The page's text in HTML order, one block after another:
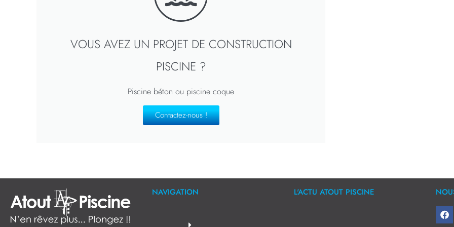
VOUS AVEZ UN PROJET DE CONSTRUCTION
PISCINE ?
Piscine béton ou piscine coque
Contactez-nous !
NAVIGATION L'ACTU ATOUT PISCINE